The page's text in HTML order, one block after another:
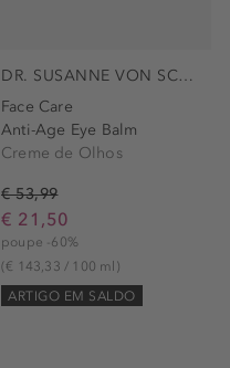
DR. SUSANNE VON SCHMIEDEBERG
Face Care
Anti-Age Eye Balm
Creme de Olhos
€ 53,99
€ 21,50
poupe -60%
(€ 143,33 / 100 ml)
ARTIGO EM SALDO